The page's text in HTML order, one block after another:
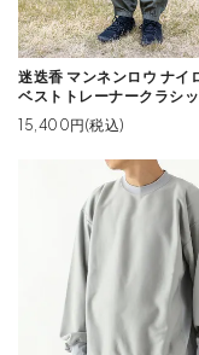
迷迭香 マンネンロウ ナイ
ベストトレーナークラシ
15,400円(税込)